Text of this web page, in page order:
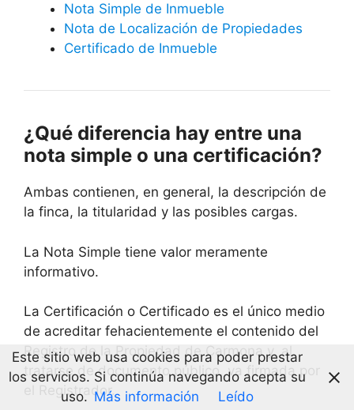
Nota Simple de Inmueble
Nota de Localización de Propiedades
Certificado de Inmueble
¿Qué diferencia hay entre una
nota simple o una certificación?
Ambas contienen, en general, la descripción de
la finca, la titularidad y las posibles cargas.
La Nota Simple tiene valor meramente
informativo.
La Certificación o Certificado es el único medio
de acreditar fehacientemente el contenido del
Registro de la Propiedad de Carmona y, al
tratarse de documento público, va firmada por
el Registrador.
Este sitio web usa cookies para poder prestar
los servicios. Si continúa navegando acepta su
uso. Más información Leído